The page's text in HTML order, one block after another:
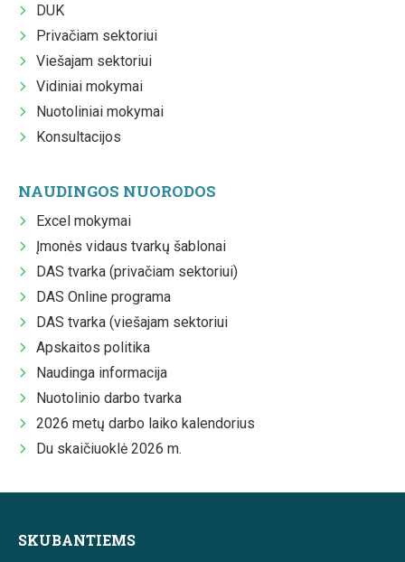
DUK
Privačiam sektoriui
Viešajam sektoriui
Vidiniai mokymai
Nuotoliniai mokymai
Konsultacijos
NAUDINGOS NUORODOS
Excel mokymai
Įmonės vidaus tvarkų šablonai
DAS tvarka (privačiam sektoriui)
DAS Online programa
DAS tvarka (viešajam sektoriui
Apskaitos politika
Naudinga informacija
Nuotolinio darbo tvarka
2026 metų darbo laiko kalendorius
Du skaičiuoklė 2026 m.
SKUBANTIEMS